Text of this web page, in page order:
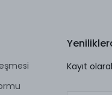
Kayıt